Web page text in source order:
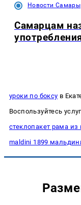
Новости Самары
Самарцам
уроки по боксу в
Воспользуйтесь
стеклопакет рама из
maldini 1899